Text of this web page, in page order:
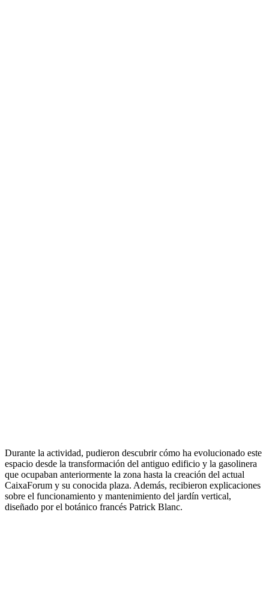
Durante la actividad, pudieron descubrir cómo ha evolucionado este
espacio desde la transformación del antiguo edificio y la gasolinera
que ocupaban anteriormente la zona hasta la creación del actual
CaixaForum y su conocida plaza. Además, recibieron explicaciones
sobre el funcionamiento y mantenimiento del jardín vertical,
diseñado por el botánico francés Patrick Blanc.